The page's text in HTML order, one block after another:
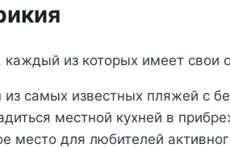
из которых имеет свои
самых известных пляжей с
местной кухней в
место для любителей